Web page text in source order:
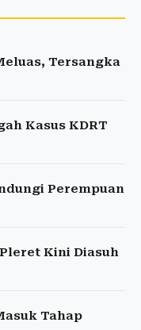
Tersangka
Kasus KDRT
Perempuan
Kini Diasuh
Tahap